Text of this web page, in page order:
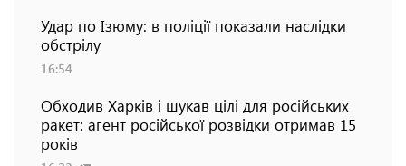
Удар по Ізюму: в поліції показали наслідки
обстрілу
16:54
Обходив Харків і шукав цілі для російських
ракет: агент російської розвідки отримав 15
років